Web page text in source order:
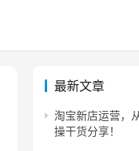
最新文章
淘宝新店运营，
操干货分享！